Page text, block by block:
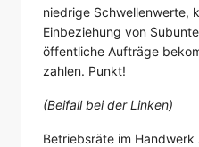
niedrige Schwellenwerte,
Einbeziehung von
öffentliche Aufträge
zahlen. Punkt!
(Beifall bei der Linken)
Betriebsräte im